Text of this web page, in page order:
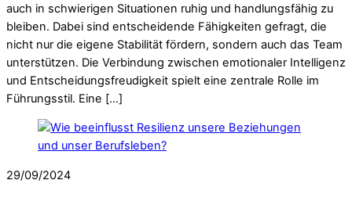
auch in schwierigen Situationen ruhig und handlungsfähig zu
bleiben. Dabei sind entscheidende Fähigkeiten gefragt, die
nicht nur die eigene Stabilität fördern, sondern auch das Team
unterstützen. Die Verbindung zwischen emotionaler Intelligenz
und Entscheidungsfreudigkeit spielt eine zentrale Rolle im
Führungsstil. Eine […]
29/09/2024